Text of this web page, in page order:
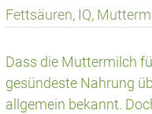
Fettsäuren, IQ,
Dass die Muttermilch
gesündeste Nahrung
allgemein bekannt.